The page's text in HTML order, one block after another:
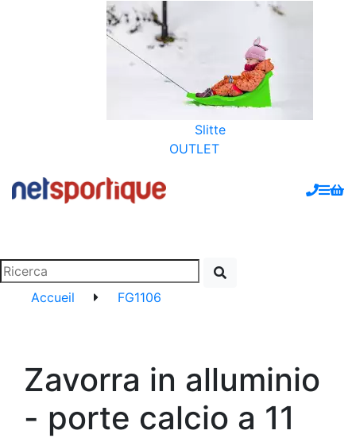
Slitte
OUTLET
Accueil FG1106
Zavorra in alluminio
- porte calcio a 11